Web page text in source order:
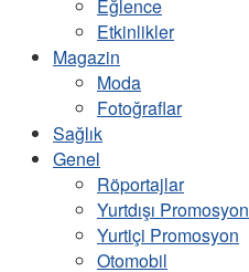
Eğlence
Etkinlikler
Magazin
Moda
Fotoğraflar
Sağlık
Genel
Röportajlar
Yurtdışı Promosyon
Yurtiçi Promosyon
Otomobil